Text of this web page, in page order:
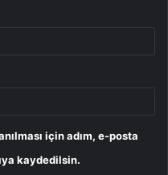
için adım, e-posta
kaydedilsin.